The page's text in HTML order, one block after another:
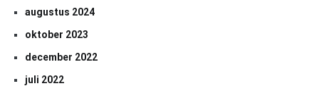
augustus 2024
oktober 2023
december 2022
juli 2022